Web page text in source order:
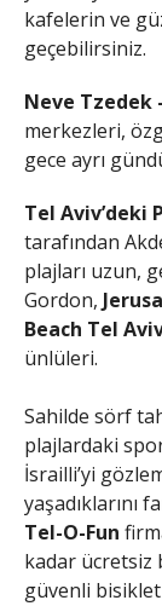
kafelerin ve
geçebilirsiniz.
Neve Tzedek
merkezleri,
gece ayrı
Tel Aviv’deki
tarafından
plajları uzun,
Gordon,
Beach Tel
ünlüleri.
Sahilde sörf
plajlardaki
İsrailli’yi
yaşadıklarını
Tel-O-Fun
kadar ücretsiz
güvenli